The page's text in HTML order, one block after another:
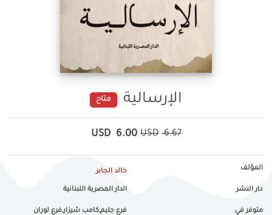
الإرسالية متاح
6.67
USD
6.00
USD
المؤلف خالد الجابر
دار النشر الدار المصرية اللبنانية
متوفر في فرع جليم,كامب شيزار,فرع لوران